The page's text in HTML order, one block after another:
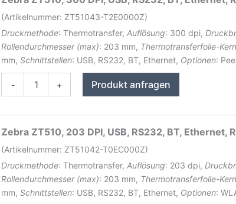
(Artikelnummer: ZT51043-T2E0000Z)
Druckmethode: Thermotransfer, Auflösung: 300 dpi,
Rollendurchmesser (max): 203 mm, Thermotransferfolie-
mm, Schnittstellen: USB, RS232, BT, Ethernet, Optionen:
-
ZT510
Menge
+ Produkt anfragen
Zebra ZT510, 203 DPI, USB, RS232, BT, Ethernet,
(Artikelnummer: ZT51042-T0EC000Z)
Druckmethode: Thermotransfer, Auflösung: 203 dpi,
Rollendurchmesser (max): 203 mm, Thermotransferfolie-
mm, Schnittstellen: USB, RS232, BT, Ethernet, Optionen: